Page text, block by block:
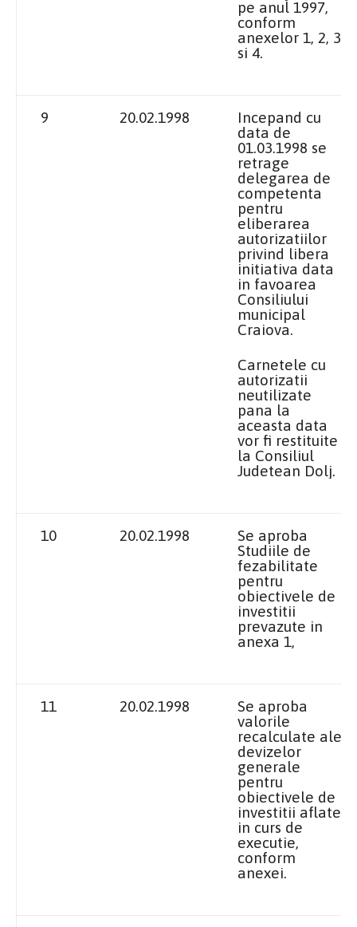
pe anul 1997,
conform
anexelor 1, 2, 3
si 4.
9 20.02.1998
Incepand cu
data de
01.03.1998 se
retrage
delegarea de
competenta
pentru
eliberarea
autorizatiilor
privind libera
initiativa data
in favoarea
Consiliului
municipal
Craiova.
Carnetele cu
autorizatii
neutilizate
pana la
aceasta data
vor fi restituite
la Consiliul
Judetean Dolj.
10 20.02.1998
Se aproba
Studiile de
fezabilitate
pentru
obiectivele de
investitii
prevazute in
anexa 1,
11 20.02.1998
Se aproba
valorile
recalculate ale
devizelor
generale
pentru
obiectivele de
investitii aflate
in curs de
executie,
conform
anexei.